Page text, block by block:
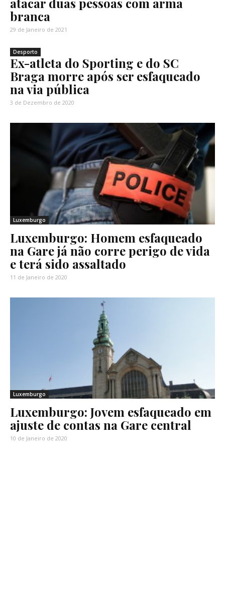
atacar duas pessoas com arma
branca
29 de Janeiro de 2021
Desporto
Ex-atleta do Sporting e do SC
Braga morre após ser esfaqueado
na via pública
3 de Dezembro de 2020
Luxemburgo
Luxemburgo: Homem esfaqueado
na Gare já não corre perigo de vida
e terá sido assaltado
11 de Janeiro de 2020
Luxemburgo
Luxemburgo: Jovem esfaqueado em
ajuste de contas na Gare central
10 de Janeiro de 2020